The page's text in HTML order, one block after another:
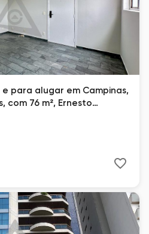
para alugar em Campinas,
com 76 m², Ernesto